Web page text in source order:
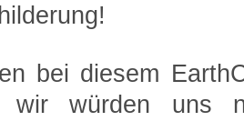
bei diesem
wir würden uns